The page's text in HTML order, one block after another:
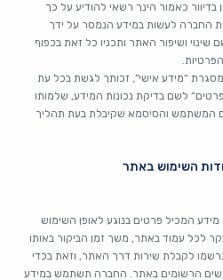
בדיוור כאמור הינך רשאי להודיע על כך
החברה לעשות במידע הנמסר על ידך
שינוי ושיפור האתר ותכניו כל זאת בכפוף
“מידע אישי”, זכותך לגשת בכל עת
לשם בדיקת נכונות המידע, שלמותו
שם המשתמש והסיסמא שקיבלת בעת תהליך
השימוש באתר
המכיל פרטים בנוגע לאופן השימוש
לכל עמוד באתר, משך זמן הביקור באותו
לקבלת שירות דרך האתר, וזאת בכדי
הרשומים באתר. החברה תשתמש במידע